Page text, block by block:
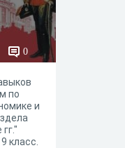
0
по
и
класс.